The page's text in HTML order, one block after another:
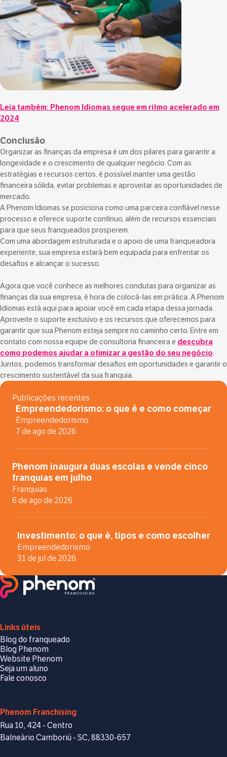
Leia também: Phenom Idiomas segue em ritmo acelerado em
2024
Conclusão
Organizar as finanças da empresa é um dos pilares para garantir a
longevidade e o crescimento de qualquer negócio. Com as
estratégias e recursos certos, é possível manter uma gestão
financeira sólida, evitar problemas e aproveitar as oportunidades de
mercado.
A Phenom Idiomas se posiciona como uma parceira confiável nesse
processo e oferece suporte contínuo, além de recursos essenciais
para que seus franqueados prosperem.
Com uma abordagem estruturada e o apoio de uma franqueadora
experiente, sua empresa estará bem equipada para enfrentar os
desafios e alcançar o sucesso.
Agora que você conhece as melhores condutas para organizar as
finanças da sua empresa, é hora de colocá-las em prática. A Phenom
Idiomas está aqui para apoiar você em cada etapa dessa jornada.
Aproveite o suporte exclusivo e os recursos que oferecemos para
garantir que sua Phenom esteja sempre no caminho certo. Entre em
contato com nossa equipe de consultoria financeira e descubra
como podemos ajudar a otimizar a gestão do seu negócio.
Juntos, podemos transformar desafios em oportunidades e garantir o
crescimento sustentável da sua franquia.
Publicações recentes
Empreendedorismo: o que é e como começar
Empreendedorismo
7 de ago de 2026
Phenom inaugura duas escolas e vende cinco
franquias em julho
Franquias
6 de ago de 2026
Investimento: o que é, tipos e como escolher
Empreendedorismo
31 de jul de 2026
Links úteis
Blog do franqueado
Blog Phenom
Website Phenom
Seja um aluno
Fale conosco
Phenom Franchising
Rua 10, 424 - Centro
Balneário Camboriú - SC, 88330-657